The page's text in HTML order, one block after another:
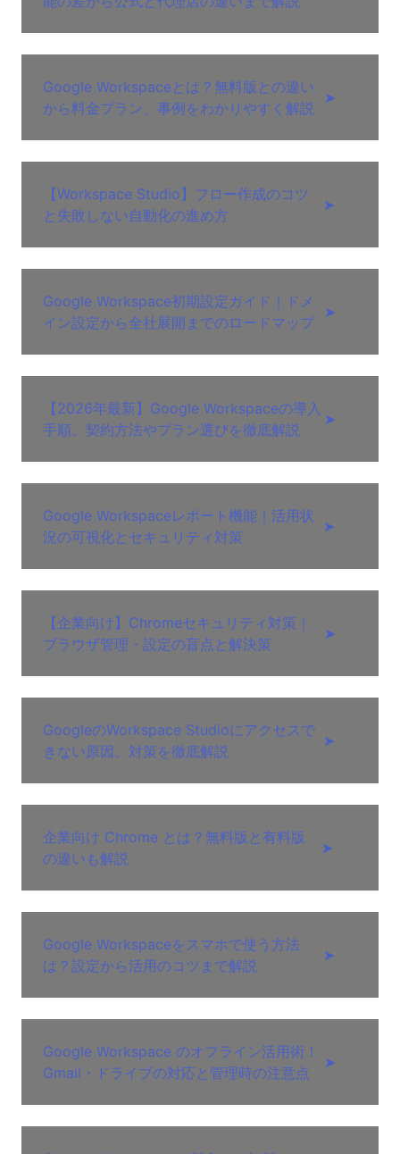
Google Workspaceとは？無料版との違い
から料金プラン、事例をわかりやすく解説
➤
【Workspace Studio】フロー作成のコツ
と失敗しない自動化の進め方
➤
Google Workspace初期設定ガイド｜ドメ
イン設定から全社展開までのロードマップ
➤
【2026年最新】Google Workspaceの導入
手順。契約方法やプラン選びを徹底解説
➤
Google Workspaceレポート機能｜活用状
況の可視化とセキュリティ対策
➤
【企業向け】Chromeセキュリティ対策｜
ブラウザ管理・設定の盲点と解決策
➤
GoogleのWorkspace Studioにアクセスで
きない原因。対策を徹底解説
➤
企業向け Chrome とは？無料版と有料版
の違いも解説
➤
Google Workspaceをスマホで使う方法
は？設定から活用のコツまで解説
➤
Google Workspace のオフライン活用術！
Gmail・ドライブの対応と管理時の注意点
➤